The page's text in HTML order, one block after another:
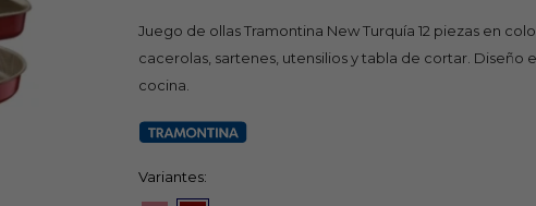
Juego de ollas Tramontina New Turquía 12 piezas en
cacerolas, sartenes, utensilios y tabla de cortar. Diseño
cocina.
Variantes: